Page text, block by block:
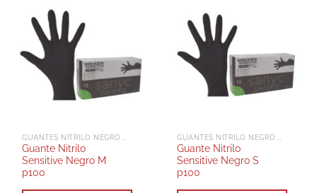
Guante Nitrilo
Sensitive Negro M
p100
Guante Nitrilo
Sensitive Negro S
p100